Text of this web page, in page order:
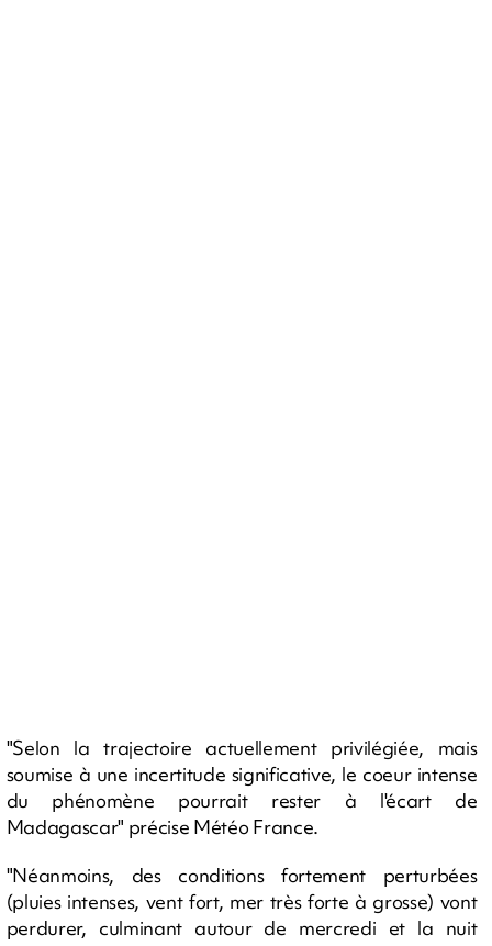
"Selon la trajectoire actuellement privilégiée, mais
soumise à une incertitude significative, le coeur intense
du phénomène pourrait rester à l'écart de
Madagascar" précise Météo France.
"Néanmoins, des conditions fortement perturbées
(pluies intenses, vent fort, mer très forte à grosse) vont
perdurer, culminant autour de mercredi et la nuit